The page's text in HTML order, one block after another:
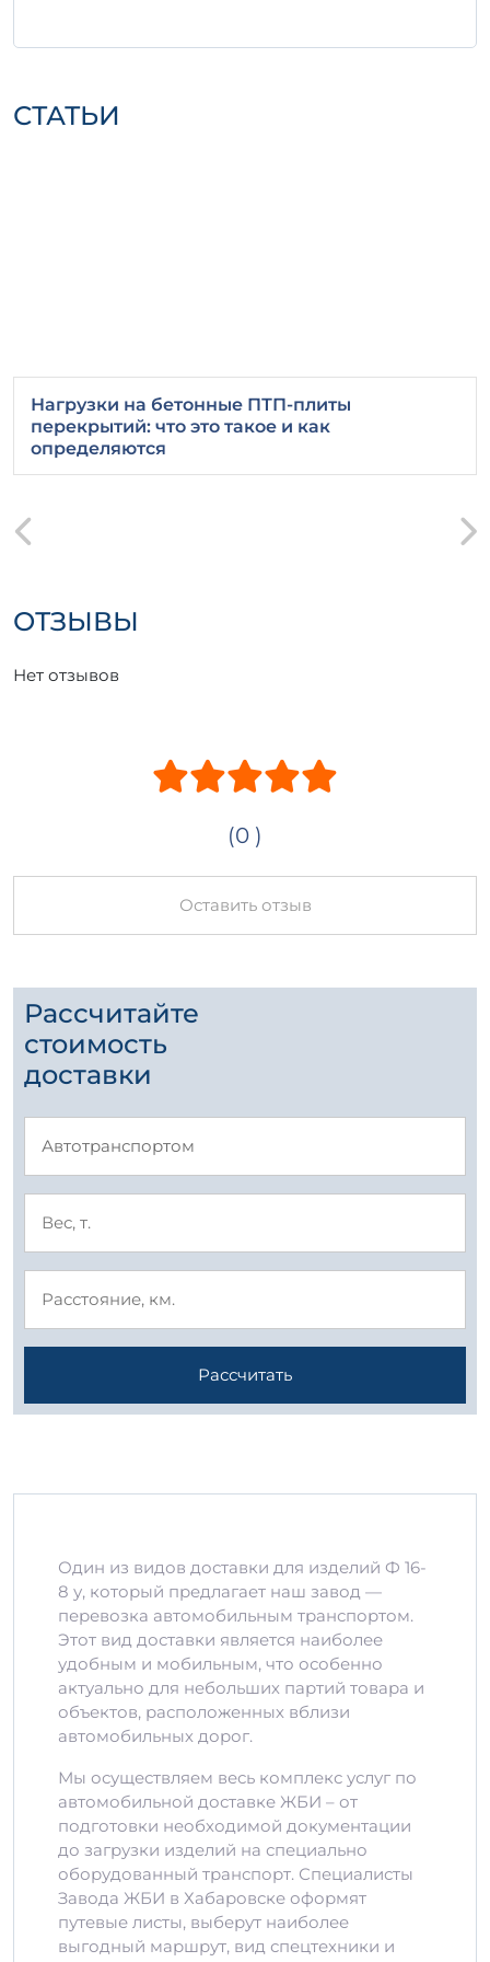
Важно знать о хранении и
Правильное хранение изделий Ф 16-8 у
своем строительном проекте. Делая выбор
в пользу этого железобетонного изделия,
вы обеспечиваете долговечность и
безопасность своей конструкции.
СТАТЬИ
Нагрузки на бетонные ПТП-плиты
перекрытий: что это такое и как
определяются
ОТЗЫВЫ
Нет отзывов
(0 )
Оставить отзыв
Рассчитайте
стоимость
доставки
Рассчитать
Один из видов доставки для изделий Ф 16-
8 у, который предлагает наш завод —
перевозка автомобильным транспортом.
Этот вид доставки является наиболее
удобным и мобильным, что особенно
актуально для небольших партий товара и
объектов, расположенных вблизи
автомобильных дорог.
Мы осуществляем весь комплекс услуг по
автомобильной доставке ЖБИ – от
подготовки необходимой документации
до загрузки изделий на специально
оборудованный транспорт. Специалисты
Завода ЖБИ в Хабаровске оформят
путевые листы, выберут наиболее
выгодный маршрут, вид спецтехники и